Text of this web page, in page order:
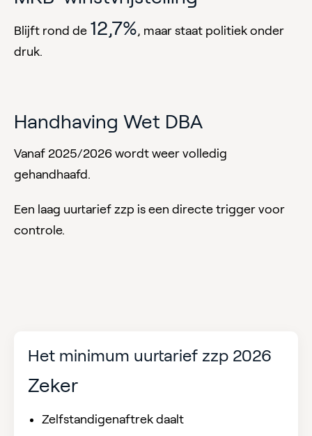
Blijft rond de 12,7%, maar staat politiek onder
druk.
Handhaving Wet DBA
Vanaf 2025/2026 wordt weer volledig
gehandhaafd.
Een laag uurtarief zzp is een directe trigger voor
controle.
Het minimum uurtarief zzp 2026
Zeker
Zelfstandigenaftrek daalt